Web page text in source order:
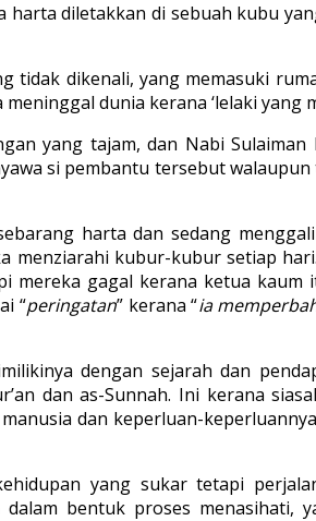
diletakkan di sebuah kubu
dikenali, yang memasuki
dunia kerana ‘lelaki yang
yang tajam, dan Nabi
si pembantu tersebut
harta dan sedang
kubur-kubur setiap
gagal kerana ketua kaum
“peringatan” kerana “ia
dengan sejarah dan
dan as-Sunnah. Ini kerana
dan keperluan-
yang sukar tetapi
bentuk proses menasihati,